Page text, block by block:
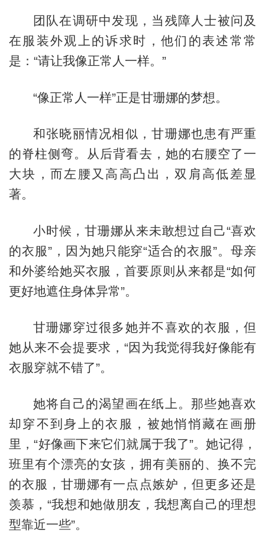
团队在调研中发现，当残障人士被问及
在服装外观上的诉求时，他们的表述常常
是：“请让我像正常人一样。”
“像正常人一样”正是甘珊娜的梦想。
和张晓丽情况相似，甘珊娜也患有严重
的脊柱侧弯。从后背看去，她的右腰空了一
大块，而左腰又高高凸出，双肩高低差显
著。
小时候，甘珊娜从来未敢想过自己“喜欢
的衣服”，因为她只能穿“适合的衣服”。母亲
和外婆给她买衣服，首要原则从来都是“如何
更好地遮住身体异常”。
甘珊娜穿过很多她并不喜欢的衣服，但
她从来不会提要求，“因为我觉得我好像能有
衣服穿就不错了”。
她将自己的渴望画在纸上。那些她喜欢
却穿不到身上的衣服，被她悄悄藏在画册
里，“好像画下来它们就属于我了”。她记得，
班里有个漂亮的女孩，拥有美丽的、换不完
的衣服，甘珊娜有一点点嫉妒，但更多还是
羡慕，“我想和她做朋友，我想离自己的理想
型靠近一些”。